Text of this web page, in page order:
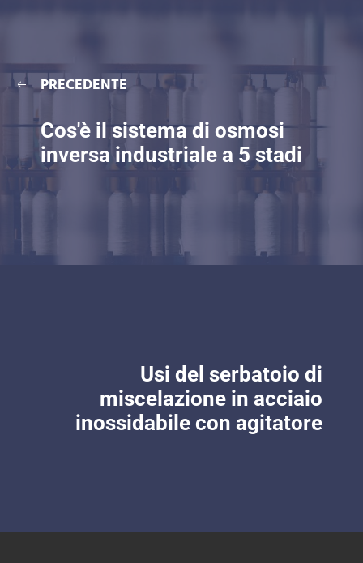
PRECEDENTE
Cos'è il sistema di osmosi
inversa industriale a 5 stadi
Usi del serbatoio di
miscelazione in acciaio
inossidabile con agitatore